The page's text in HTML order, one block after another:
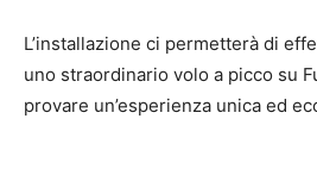
L’installazione ci permetterà di
uno straordinario volo a picco su
provare un’esperienza unica ed